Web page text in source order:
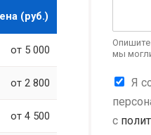
(руб.)
от 5 000
от 2 800
от 4 500
мы
К
о
н
ф
К
н
ф
Я
с